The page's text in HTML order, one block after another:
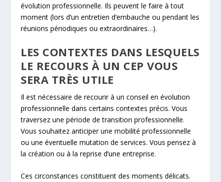
évolution professionnelle. Ils peuvent le faire à tout
moment (lors d’un entretien d’embauche ou pendant les
réunions périodiques ou extraordinaires…).
LES CONTEXTES DANS LESQUELS
LE RECOURS À UN CEP VOUS
SERA TRÈS UTILE
Il est nécessaire de recourir à un conseil en évolution
professionnelle dans certains contextes précis. Vous
traversez une période de transition professionnelle.
Vous souhaitez anticiper une mobilité professionnelle
ou une éventuelle mutation de services. Vous pensez à
la création ou à la reprise d’une entreprise.
Ces circonstances constituent des moments délicats.